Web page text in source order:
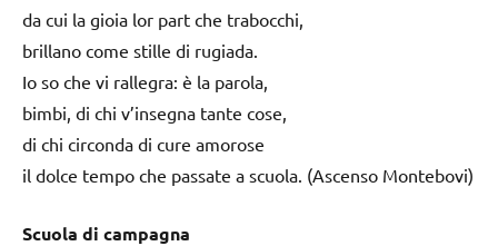
da cui la gioia lor part che trabocchi,
brillano come stille di rugiada.
Io so che vi rallegra: è la parola,
bimbi, di chi v’insegna tante cose,
di chi circonda di cure amorose
il dolce tempo che passate a scuola. (Ascenso Montebovi)
Scuola di campagna